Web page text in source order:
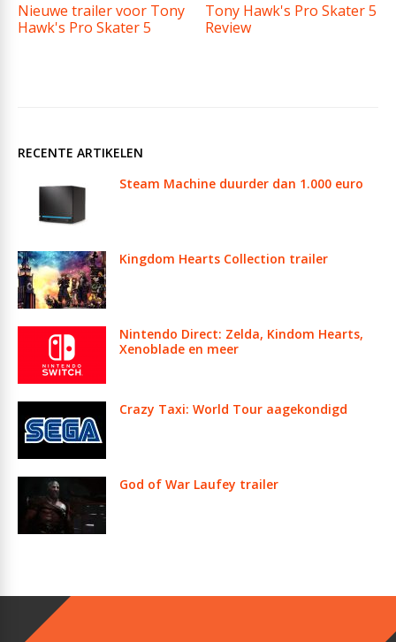
Nieuwe trailer voor Tony
Hawk's Pro Skater 5
Tony Hawk's Pro Skater 5
Review
RECENTE ARTIKELEN
Steam Machine duurder dan 1.000 euro
Kingdom Hearts Collection trailer
Nintendo Direct: Zelda, Kindom Hearts,
Xenoblade en meer
Crazy Taxi: World Tour aagekondigd
God of War Laufey trailer